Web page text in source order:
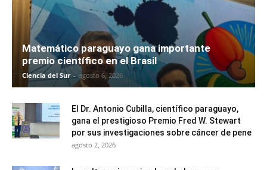
Matemático paraguayo gana importante
premio científico en el Brasil
Ciencia del Sur - agosto 6, 2026
El Dr. Antonio Cubilla, científico paraguayo,
gana el prestigioso Premio Fred W. Stewart
por sus investigaciones sobre cáncer de pene
agosto 2, 2026